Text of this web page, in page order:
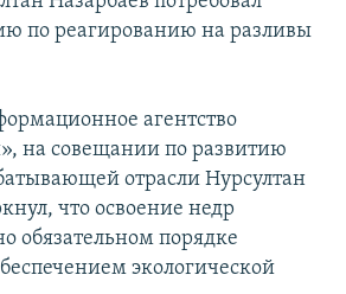
по реагированию на разливы
агентство
на совещании по развитию
отрасли Нурсултан
что освоение недр
обязательном порядке
экологической